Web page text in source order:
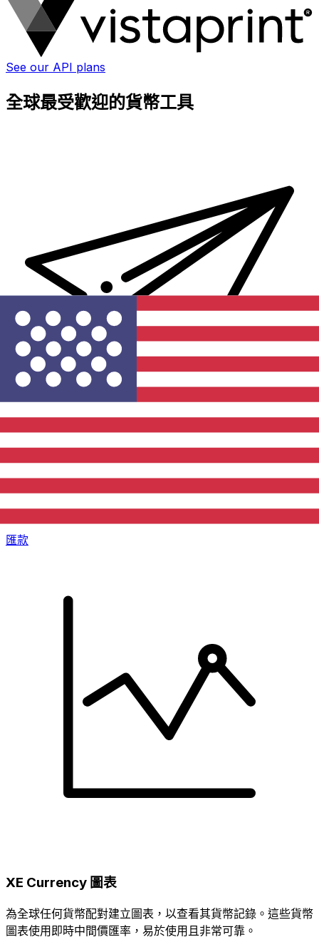
See our API plans
全球最受歡迎的貨幣工具
XE 國際匯款
快捷安全地上網匯款。即時追蹤和通知外加靈活的遞送和付款
選項。
匯款
XE Currency 圖表
為全球任何貨幣配對建立圖表，以查看其貨幣記錄。這些貨幣
圖表使用即時中間價匯率，易於使用且非常可靠。